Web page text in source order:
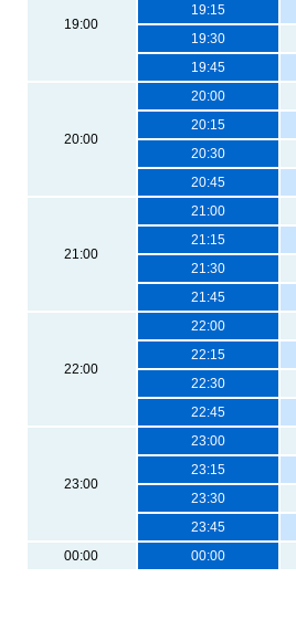
19:00
19:15
19:30
19:45
20:00
20:00
20:15
20:30
20:45
21:00
21:00
21:15
21:30
21:45
22:00
22:00
22:15
22:30
22:45
23:00
23:00
23:15
23:30
23:45
00:00
00:00